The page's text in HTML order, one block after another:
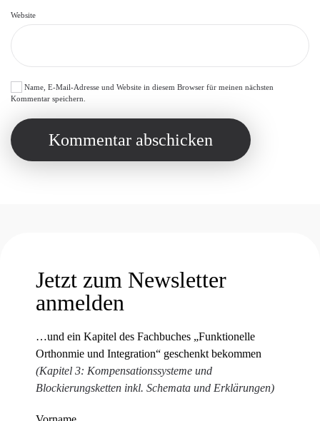
Website
Name, E-Mail-Adresse und Website in diesem Browser für meinen nächsten
Kommentar speichern.
Kommentar abschicken
Jetzt zum Newsletter
anmelden
…und ein Kapitel des Fachbuches „Funktionelle
Orthonmie und Integration“ geschenkt bekommen
(Kapitel 3: Kompensationssysteme und
Blockierungsketten inkl. Schemata und Erklärungen)